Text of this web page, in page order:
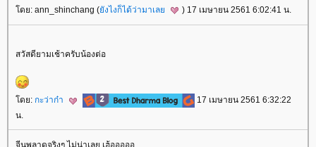
ดย: ann_shinchang (ังไงก็ได้ว่ามาเล ) 17 เมษายน 2561 6:02:41 น.
สวัสดียามเช้าครับน้องต่อ
ดย: กะว่าก๋า
17 เมษายน 2561 6:32:22
น.
จีนพลาดจริงๆ ไม่น่าเลย เฮ้อออออ